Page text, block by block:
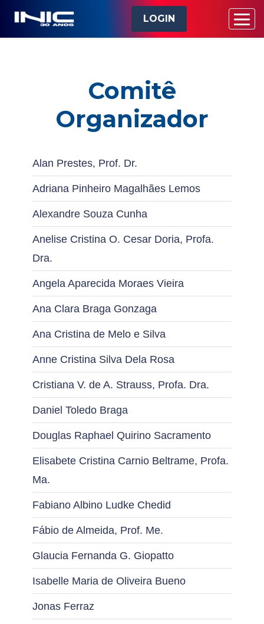
LOGIN
Comitê
Organizador
Alan Prestes, Prof. Dr.
Adriana Pinheiro Magalhães Lemos
Alexandre Souza Cunha
Anelise Cristina O. Cesar Doria, Profa.
Dra.
Angela Aparecida Moraes Vieira
Ana Clara Braga Gonzaga
Ana Cristina de Melo e Silva
Anne Cristina Silva Dela Rosa
Cristiana V. de A. Strauss, Profa. Dra.
Daniel Toledo Braga
Douglas Raphael Quirino Sacramento
Elisabete Cristina Carnio Beltrame, Profa.
Ma.
Fabiano Albino Ludke Chedid
Fábio de Almeida, Prof. Me.
Glaucia Fernanda G. Giopatto
Isabelle Maria de Oliveira Bueno
Jonas Ferraz